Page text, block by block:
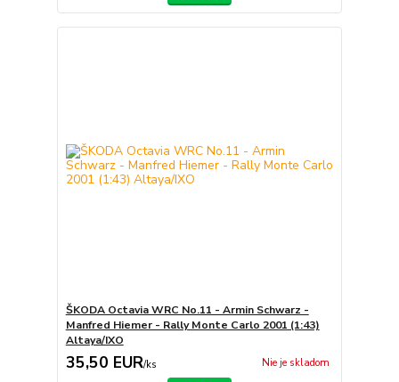
ŠKODA Octavia WRC No.11 - Armin Schwarz -
Manfred Hiemer - Rally Monte Carlo 2001 (1:43)
Altaya/IXO
35,50 EUR/ks Nie je skladom